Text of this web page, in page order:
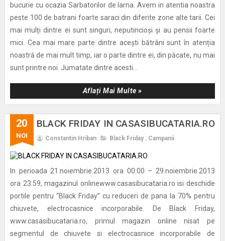
bucurie cu ocazia Sarbatorilor de Iarna. Avem in atentia noastra
peste 100 de batrani foarte saraci din diferite zone alte tarii. Cei
mai mulți dintre ei sunt singuri, neputincioși și au pensii foarte
mici. Cea mai mare parte dintre acești bătrâni sunt în atenția
noastră de mai mult timp, iar o parte dintre ei, din păcate, nu mai
sunt printre noi. Jumatate dintre acesti...
Aflați Mai Multe »
20
NOI
BLACK FRIDAY IN CASASIBUCATARIA.RO
Constantin Hriban Black Friday , Campanii
In perioada 21.noiembrie.2013 ora 00:00 – 29.noiembrie.2013
ora 23:59, magazinul onlinewww.casasibucataria.ro isi deschide
portile pentru “Black Friday” cu reduceri de pana la 70% pentru
chiuvete, electrocasnice incorporabile. De Black Friday,
www.casasibucataria.ro, primul magazin online nisat pe
segmentul de chiuvete si electrocasnice incorporabile de